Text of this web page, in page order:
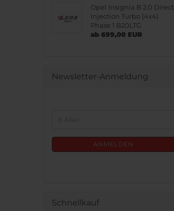
Opel Insignia B 2.0 Direct
Injection Turbo (4x4)
Phase 1 B20LTG
ab 699,00 EUR
Newsletter-Anmeldung
ANMELDUNGANMELDEN
Schnellkauf